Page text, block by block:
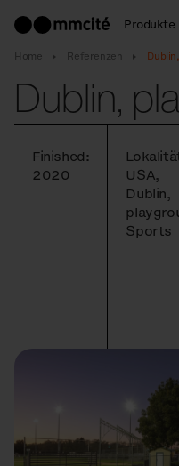
Produkte
Home Referenzen
Dublin,
Finished:
2020
USA,
Dublin,
Sports